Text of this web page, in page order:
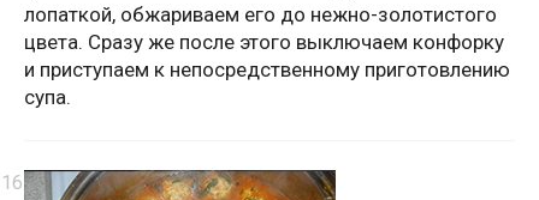
лопаткой, обжариваем его до нежно-золотистого
цвета. Сразу же после этого выключаем конфорку
и приступаем к непосредственному приготовлению
супа.